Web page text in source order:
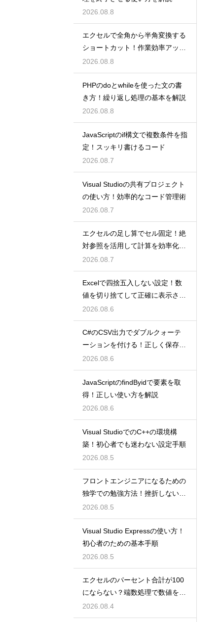
2026.08.8
エクセルで全角から半角変換する
ショートカット！作業効率アップ
術
2026.08.8
PHPのdoとwhileを使った文の書
き方！繰り返し処理の基本を解説
2026.08.8
JavaScriptのif構文で複数条件を指
定！スッキリ書けるコード
2026.08.7
Visual Studioの共有プロジェクト
の使い方！効率的なコード管理術
2026.08.7
エクセルの足し算でセル固定！絶
対参照を活用して計算を効率化し
よう
2026.08.7
Excelで四捨五入しない設定！数
値を切り捨てして正確に表示させ
るコツ
2026.08.6
C#のCSV出力でダブルクォーテ
ーションを付ける！正しく保存す
るコツ
2026.08.6
JavaScriptのfindByidで要素を取
得！正しい使い方を解説
2026.08.6
Visual StudioでのC++の環境構
築！初心者でも迷わない設定手順
2026.08.5
フロントエンジニアになるための
独学での勉強方法！挫折しない学
習計画
2026.08.5
Visual Studio Expressの使い方！
初心者のための基本手順
2026.08.5
エクセルのパーセント合計が100
にならない？端数処理で数値を合
わせる技
2026.08.4